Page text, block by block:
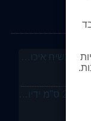
קערית קטנה אפורה מלמין {פלסטיק קשיח איכותי} 9/9 סמ - ארקוסטיל
סט שתי מחבתות קטנה וגדולה 20+28 ס"מ ידיות בצבעים - מבית ארקוסטיל